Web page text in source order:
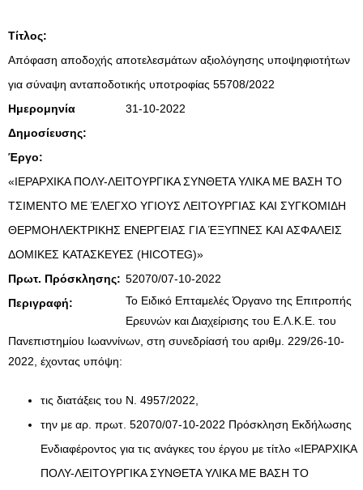
Τίτλος:
Απόφαση αποδοχής αποτελεσμάτων αξιολόγησης υποψηφιοτήτων
για σύναψη ανταποδοτικής υποτροφίας 55708/2022
Ημερομηνία
Δημοσίευσης:
31-10-2022
Έργο:
«ΙΕΡΑΡΧΙΚΑ ΠΟΛΥ-ΛΕΙΤΟΥΡΓΙΚΑ ΣΥΝΘΕΤΑ ΥΛΙΚΑ ΜΕ ΒΑΣΗ ΤΟ
TΣΙΜΕΝΤΟ ΜΕ ΈΛΕΓΧΟ ΥΓΙΟΥΣ ΛΕΙΤΟΥΡΓΙΑΣ ΚΑΙ ΣΥΓΚΟΜΙΔΗ
ΘΕΡΜΟΗΛΕΚΤΡΙΚΗΣ ΕΝΕΡΓΕΙΑΣ ΓΙΑ ΈΞΥΠΝΕΣ ΚΑΙ ΑΣΦΑΛΕΙΣ
ΔΟΜΙΚΕΣ ΚΑΤΑΣΚΕΥΕΣ (HICOTEG)»
Πρωτ. Πρόσκλησης: 52070/07-10-2022
Περιγραφή:
Το Ειδικό Επταμελές Όργανο της Επιτροπής
Ερευνών και Διαχείρισης του Ε.Λ.Κ.Ε. του
Πανεπιστημίου Ιωαννίνων, στη συνεδρίασή του αριθμ. 229/26-10-
2022, έχοντας υπόψη:
τις διατάξεις του Ν. 4957/2022,
την με αρ. πρωτ. 52070/07-10-2022 Πρόσκληση Εκδήλωσης
Ενδιαφέροντος για τις ανάγκες του έργου με τίτλο «ΙΕΡΑΡΧΙΚΑ
ΠΟΛΥ-ΛΕΙΤΟΥΡΓΙΚΑ ΣΥΝΘΕΤΑ ΥΛΙΚΑ ΜΕ ΒΑΣΗ ΤΟ